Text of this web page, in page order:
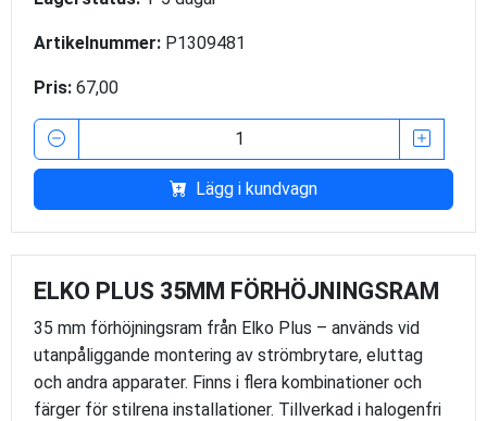
Artikelnummer: P1309481
Pris: 67,00
Lägg i kundvagn
ELKO PLUS 35MM FÖRHÖJNINGSRAM
35 mm förhöjningsram från Elko Plus – används vid
utanpåliggande montering av strömbrytare, eluttag
och andra apparater. Finns i flera kombinationer och
färger för stilrena installationer. Tillverkad i halogenfri